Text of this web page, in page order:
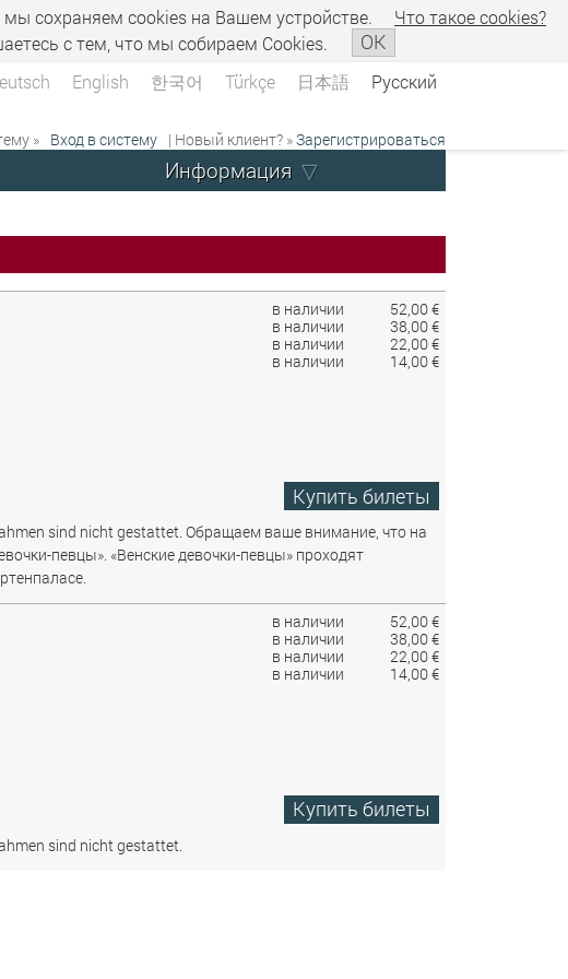
сохраняем сookies на Вашем устройстве.
Что такое сookies?
с тем, что мы собираем Cookies.
OK
English 한국어 Türkçe 日本語 Русский
» Вход в систему | Новый клиент? »Зарегистрироваться
Информация
в наличии
52,00 €
в наличии
38,00 €
в наличии
22,00 €
в наличии
14,00 €
Купить билеты
sind nicht gestattet. Обращаем ваше внимание, что на
певцы». «Венские девочки-певцы» проходят
в наличии
52,00 €
в наличии
38,00 €
в наличии
22,00 €
в наличии
14,00 €
Купить билеты
sind nicht gestattet.